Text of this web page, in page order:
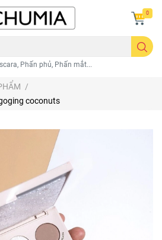
Phấn phủ, Phấn mắt...
0
/
coconuts